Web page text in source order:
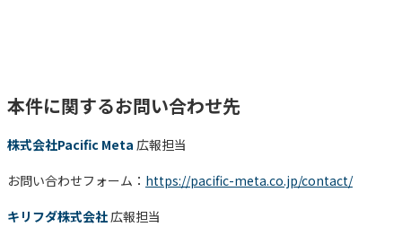
本件に関するお問い合わせ先
株式会社Pacific Meta 広報担当
お問い合わせフォーム： https://pacific-meta.co.jp/contact/
キリフダ株式会社 広報担当